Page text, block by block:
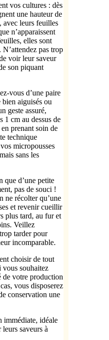
vos cultures : dès
une hauteur de
avec leurs feuilles
n’apparaissent
elles sont
pas trop
voir leur saveur
son piquant
vous d’une paire
aiguisés ou
geste assuré,
1 cm au dessus de
prenant soin de
technique
micropousses
sans les
que d’une petite
pas de souci !
ne récolter qu’une
et revenir cueillir
plus tard, au fur et
Veillez
tarder pour
incomparable.
choisir de tout
vous souhaitez
de votre production
vous disposerez
conservation une
immédiate, idéale
saveurs à